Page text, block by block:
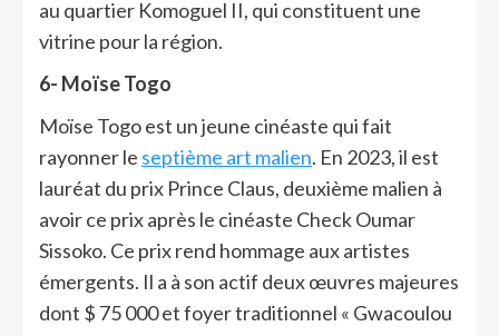
au quartier Komoguel II, qui constituent une
vitrine pour la région.
6- Moïse Togo
Moïse Togo est un jeune cinéaste qui fait
rayonner le septième art malien. En 2023, il est
lauréat du prix Prince Claus, deuxième malien à
avoir ce prix après le cinéaste Check Oumar
Sissoko. Ce prix rend hommage aux artistes
émergents. Il a à son actif deux œuvres majeures
dont $ 75 000 et foyer traditionnel « Gwacoulou